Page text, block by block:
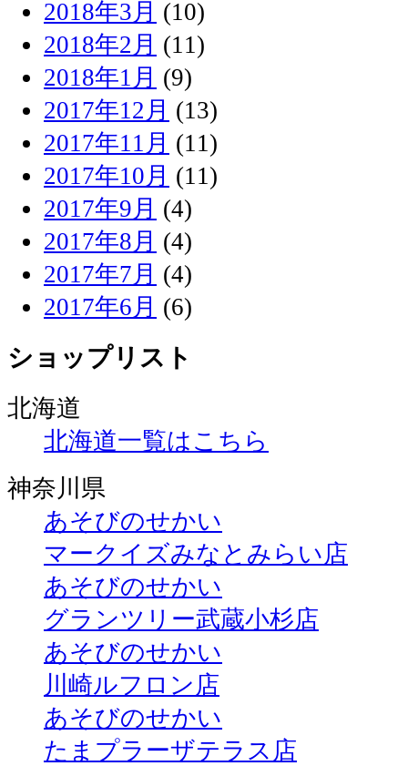
2018年3月 (10)
2018年2月 (11)
2018年1月 (9)
2017年12月 (13)
2017年11月 (11)
2017年10月 (11)
2017年9月 (4)
2017年8月 (4)
2017年7月 (4)
2017年6月 (6)
ショップリスト
北海道
北海道一覧はこちら
神奈川県
あそびのせかい
マークイズみなとみらい店
あそびのせかい
グランツリー武蔵小杉店
あそびのせかい
川崎ルフロン店
あそびのせかい
たまプラーザテラス店